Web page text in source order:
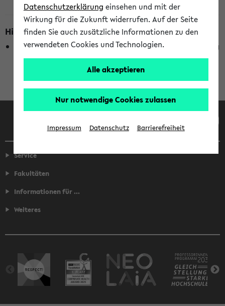
Hinweise zur Liste
Die Anzeige ist semesterübergreifend und nicht abhängig
vom im eKVV gewählten Semester.
Facebook Instagram LinkedIn TikTok
Service
Fakultäten
Informationen für ...
Weiteres
Datenschutzerklärung einsehen und mit der
Wirkung für die Zukunft widerrufen. Auf der Seite
finden Sie auch zusätzliche Informationen zu den
verwendeten Cookies und Technologien.
Alle akzeptieren
Nur notwendige Cookies zulassen
Impressum Datenschutz Barrierefreiheit